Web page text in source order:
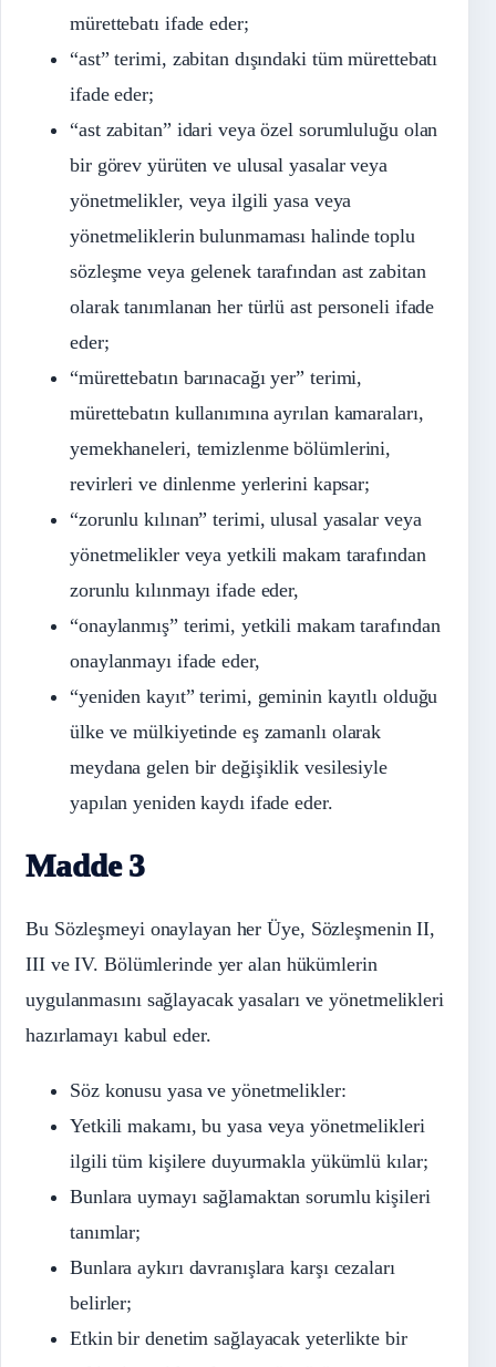
mürettebatı ifade eder;
“ast” terimi, zabitan dışındaki tüm mürettebatı
ifade eder;
“ast zabitan” idari veya özel sorumluluğu olan
bir görev yürüten ve ulusal yasalar veya
yönetmelikler, veya ilgili yasa veya
yönetmeliklerin bulunmaması halinde toplu
sözleşme veya gelenek tarafından ast zabitan
olarak tanımlanan her türlü ast personeli ifade
eder;
“mürettebatın barınacağı yer” terimi,
mürettebatın kullanımına ayrılan kamaraları,
yemekhaneleri, temizlenme bölümlerini,
revirleri ve dinlenme yerlerini kapsar;
“zorunlu kılınan” terimi, ulusal yasalar veya
yönetmelikler veya yetkili makam tarafından
zorunlu kılınmayı ifade eder,
“onaylanmış” terimi, yetkili makam tarafından
onaylanmayı ifade eder,
“yeniden kayıt” terimi, geminin kayıtlı olduğu
ülke ve mülkiyetinde eş zamanlı olarak
meydana gelen bir değişiklik vesilesiyle
yapılan yeniden kaydı ifade eder.
Madde 3
Bu Sözleşmeyi onaylayan her Üye, Sözleşmenin II,
III ve IV. Bölümlerinde yer alan hükümlerin
uygulanmasını sağlayacak yasaları ve yönetmelikleri
hazırlamayı kabul eder.
Söz konusu yasa ve yönetmelikler:
Yetkili makamı, bu yasa veya yönetmelikleri
ilgili tüm kişilere duyurmakla yükümlü kılar;
Bunlara uymayı sağlamaktan sorumlu kişileri
tanımlar;
Bunlara aykırı davranışlara karşı cezaları
belirler;
Etkin bir denetim sağlayacak yeterlikte bir